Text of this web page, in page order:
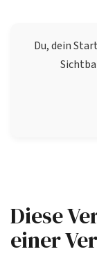
Du, dein
Diese
einer